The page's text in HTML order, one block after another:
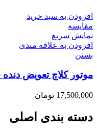
افزودن به سبد خرید
مقایسه
نمایش سریع
افزودن به علاقه مندی
بستن
موتور کلاچ تعویض دنده
17,500,000 تومان
دسته بندی اصلی